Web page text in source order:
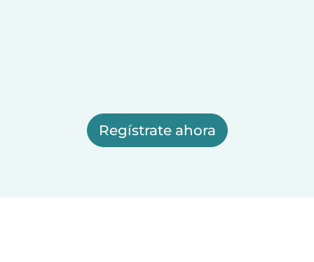
Regístrate ahora